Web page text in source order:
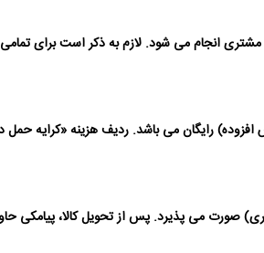
مشتری انجام می شود. لازم به ذکر است برای
شامل الکتروموتور بیش از 200 میلیون تومان (بدون احتساب ارزش افزوده) رایگان می
صورت می پذیرد. پس از تحویل کالا، پیامکی